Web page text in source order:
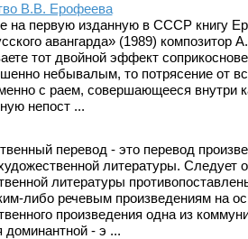
В.В. Ерофеева
на первую изданную в СССР книгу
авангарда» (1989) композитор
тот двойной эффект
небывалым, то потрясение от
с раем, совершающееся внутри
непост ...
перевод - это перевод
литературы. Следует
литературы
либо речевым произведениям на
произведения одна из
доминантной - э ...